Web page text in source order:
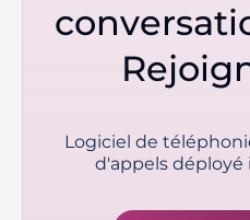
Logiciel de
d'appels